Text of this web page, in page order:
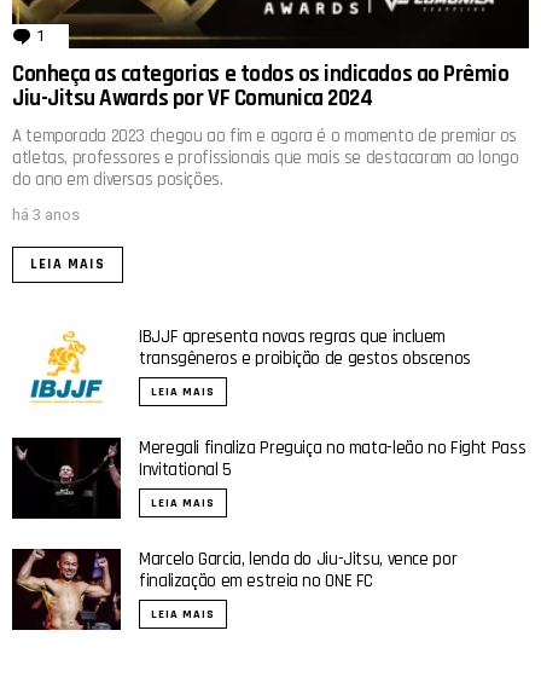
1 comentário
Conheça as categorias e todos os indicados ao Prêmio
Jiu-Jitsu Awards por VF Comunica 2024
A temporada 2023 chegou ao fim e agora é o momento de premiar os
atletas, professores e profissionais que mais se destacaram ao longo
do ano em diversas posições.
há 3 anos
LEIA MAIS
IBJJF apresenta novas regras que incluem
transgêneros e proibição de gestos obscenos
LEIA MAIS
Meregali finaliza Preguiça no mata-leão no Fight Pass
Invitational 5
LEIA MAIS
Marcelo Garcia, lenda do Jiu-Jitsu, vence por
finalização em estreia no ONE FC
LEIA MAIS